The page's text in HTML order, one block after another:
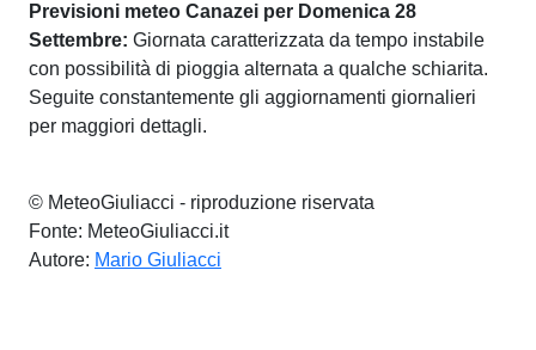
Previsioni meteo Canazei per Domenica 28
Settembre: Giornata caratterizzata da tempo instabile
con possibilità di pioggia alternata a qualche schiarita.
Seguite constantemente gli aggiornamenti giornalieri
per maggiori dettagli.
© MeteoGiuliacci - riproduzione riservata
Fonte: MeteoGiuliacci.it
Autore: Mario Giuliacci